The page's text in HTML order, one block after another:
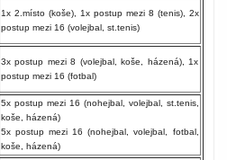
1x 2.místo (koše), 1x postup mezi 8 (tenis), 2x
postup mezi 16 (volejbal, st.tenis)
3x postup mezi 8 (volejbal, koše, házená), 1x
postup mezi 16 (fotbal)
5x postup mezi 16 (nohejbal, volejbal, st.tenis,
koše, házená)
5x postup mezi 16 (nohejbal, volejbal, fotbal,
koše, házená)